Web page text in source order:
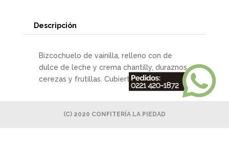
Descripción
Bizcochuelo de vainilla, relleno con de
dulce de leche y crema chantilly, duraznos,
cerezas y frutillas. Cubierta con merengue.
(C) 2020 CONFITERÍA LA PIEDAD